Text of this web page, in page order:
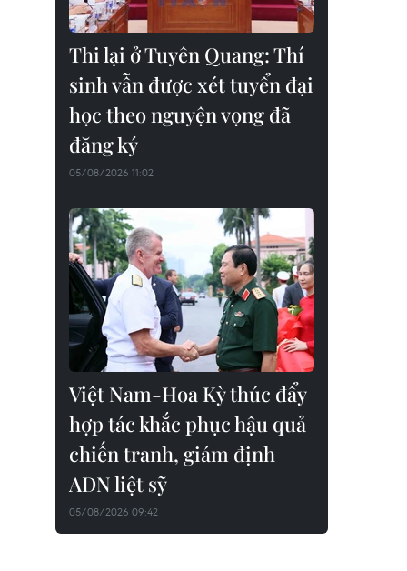
Thi lại ở Tuyên Quang: Thí
sinh vẫn được xét tuyển đại
học theo nguyện vọng đã
đăng ký
05/08/2026 11:02
Việt Nam-Hoa Kỳ thúc đẩy
hợp tác khắc phục hậu quả
chiến tranh, giám định
ADN liệt sỹ
05/08/2026 09:42